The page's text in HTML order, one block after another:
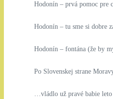
Hodonín – prvá pomoc pre
Hodonín – tu sme si dobre
Hodonín – fontána (že by
Po Slovenskej strane
…vládlo už pravé babie leto